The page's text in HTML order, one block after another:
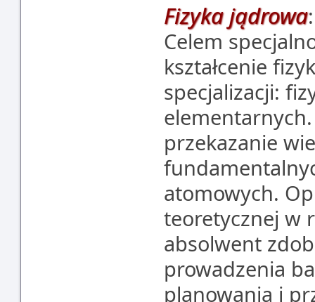
Fizyka jądrowa:
Celem
kształcenie
specjalizacji:
elementarnych.
przekazanie
atomowych.
teoretycznej w
absolwent
prowadzenia
planowania i